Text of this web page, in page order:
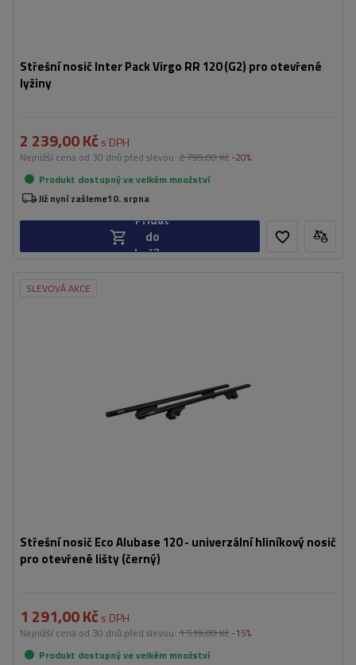
Střešní nosič Inter Pack Virgo RR 120 (G2) pro otevřené
lyžiny
2 239,00 Kč s DPH
Nejnižší cena od 30 dnů před slevou: 2 799,00 Kč -20%
Produkt dostupný ve velkém množství
Již nyní zašleme10. srpna
Přidat
do
košíku
SLEVOVÁ AKCE
Střešní nosič Eco Alubase 120 - univerzální hliníkový nosič
pro otevřené lišty (černý)
1 291,00 Kč s DPH
Nejnižší cena od 30 dnů před slevou: 1 519,00 Kč -15%
Produkt dostupný ve velkém množství